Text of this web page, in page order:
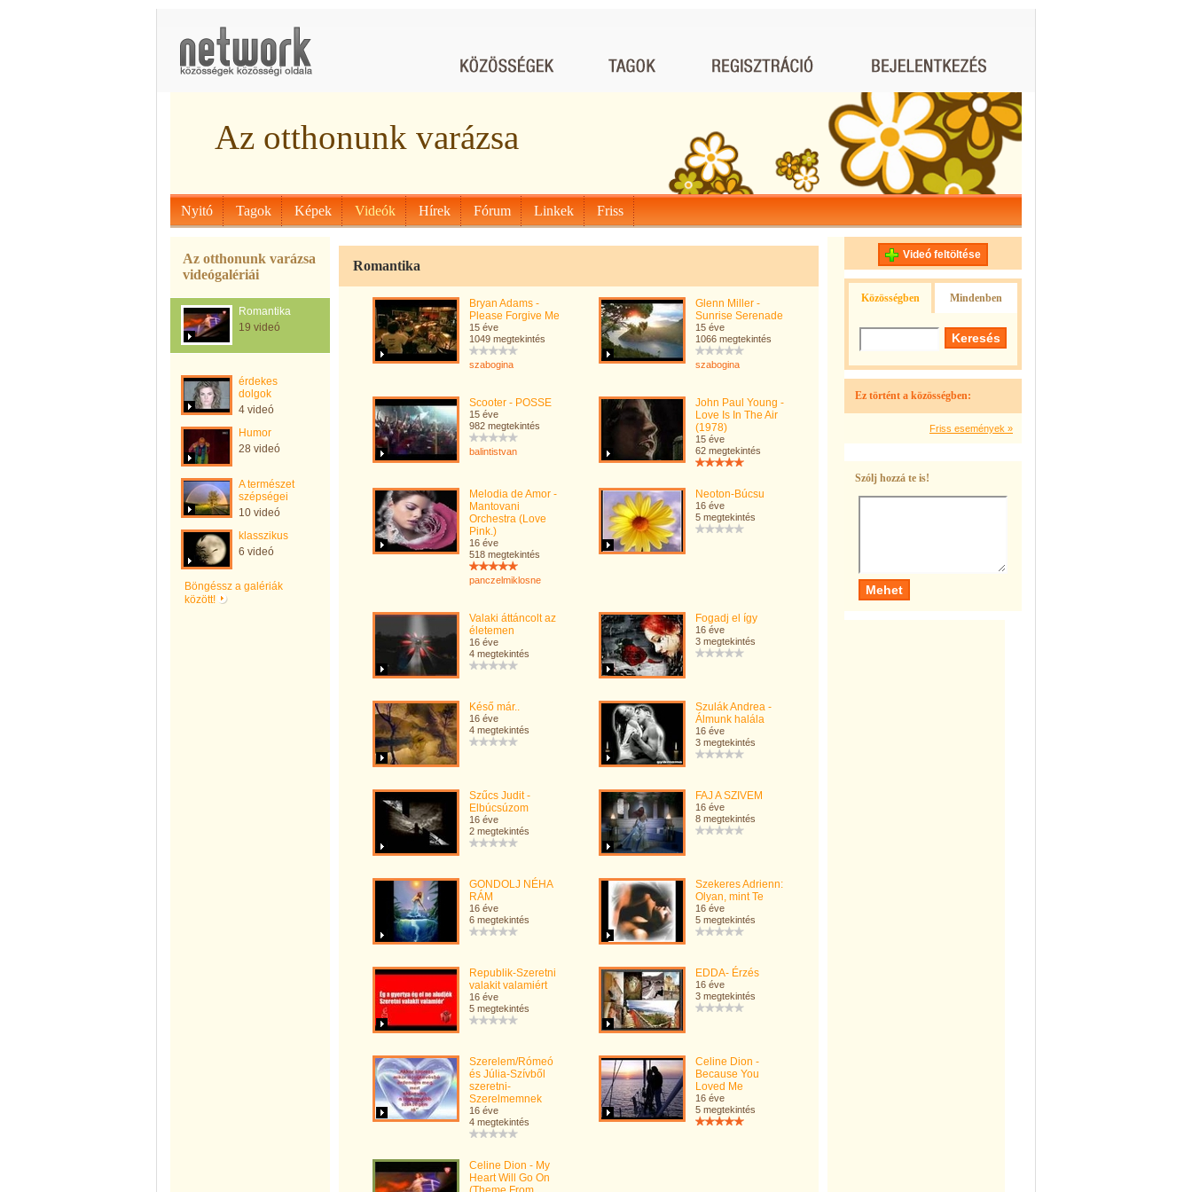
Az otthonunk varázsa
Nyitó Tagok Képek Videók Hírek Fórum Linkek Friss
Az otthonunk varázsa
videógalériái
Romantika
19 videó
érdekes
dolgok
4 videó
Humor
28 videó
A természet
szépségei
10 videó
klasszikus
6 videó
Böngéssz a galériák
között!
Romantika
Bryan Adams -
Please Forgive Me
15 éve
1049 megtekintés
szabogina
Glenn Miller -
Sunrise Serenade
15 éve
1066 megtekintés
szabogina
Scooter - POSSE
15 éve
982 megtekintés
balintistvan
John Paul Young -
Love Is In The Air
(1978)
15 éve
62 megtekintés
Melodia de Amor -
Mantovani
Orchestra (Love
Pink.)
16 éve
518 megtekintés
panczelmiklosne
Neoton-Búcsu
16 éve
5 megtekintés
Valaki áttáncolt az
életemen
16 éve
4 megtekintés
Fogadj el így
16 éve
3 megtekintés
Késő már..
16 éve
4 megtekintés
Szulák Andrea -
Álmunk halála
16 éve
3 megtekintés
Szűcs Judit -
Elbúcsúzom
16 éve
2 megtekintés
FAJ A SZIVEM
16 éve
8 megtekintés
GONDOLJ NÉHA
RÁM
16 éve
6 megtekintés
Szekeres Adrienn:
Olyan, mint Te
16 éve
5 megtekintés
Republik-Szeretni
valakit valamiért
16 éve
5 megtekintés
EDDA- Érzés
16 éve
3 megtekintés
Szerelem/Rómeó
és Júlia-Szívből
szeretni-
Szerelmemnek
16 éve
4 megtekintés
Celine Dion -
Because You
Loved Me
16 éve
5 megtekintés
Celine Dion - My
Heart Will Go On
Videó feltöltése
Közösségben Mindenben
Ez történt a közösségben:
Friss események »
Szólj hozzá te is!